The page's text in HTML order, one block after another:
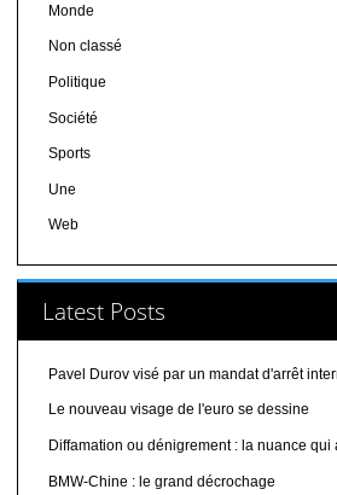
Monde
Non classé
Politique
Société
Sports
Une
Web
Latest Posts
Pavel Durov visé par un mandat d'arrêt
Le nouveau visage de l'euro se dessine
Diffamation ou dénigrement : la nuance qui
BMW-Chine : le grand décrochage